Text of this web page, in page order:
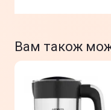
Вам також